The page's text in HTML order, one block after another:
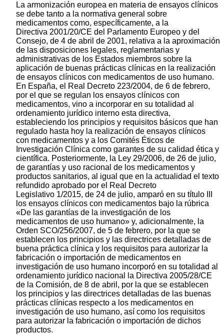
La armonización europea en materia de ensayos clínicos
se debe tanto a la normativa general sobre
medicamentos como, específicamente, a la
Directiva 2001/20/CE del Parlamento Europeo y del
Consejo, de 4 de abril de 2001, relativa a la aproximación
de las disposiciones legales, reglamentarias y
administrativas de los Estados miembros sobre la
aplicación de buenas prácticas clínicas en la realización
de ensayos clínicos con medicamentos de uso humano.
En España, el Real Decreto 223/2004, de 6 de febrero,
por el que se regulan los ensayos clínicos con
medicamentos, vino a incorporar en su totalidad al
ordenamiento jurídico interno esta directiva,
estableciendo los principios y requisitos básicos que han
regulado hasta hoy la realización de ensayos clínicos
con medicamentos y a los Comités Éticos de
Investigación Clínica como garantes de su calidad ética y
científica. Posteriormente, la Ley 29/2006, de 26 de julio,
de garantías y uso racional de los medicamentos y
productos sanitarios, al igual que en la actualidad el texto
refundido aprobado por el Real Decreto
Legislativo 1/2015, de 24 de julio, amparó en su título III
los ensayos clínicos con medicamentos bajo la rúbrica
«De las garantías de la investigación de los
medicamentos de uso humano» y, adicionalmente, la
Orden SCO/256/2007, de 5 de febrero, por la que se
establecen los principios y las directrices detalladas de
buena práctica clínica y los requisitos para autorizar la
fabricación o importación de medicamentos en
investigación de uso humano incorporó en su totalidad al
ordenamiento jurídico nacional la Directiva 2005/28/CE
de la Comisión, de 8 de abril, por la que se establecen
los principios y las directrices detalladas de las buenas
prácticas clínicas respecto a los medicamentos en
investigación de uso humano, así como los requisitos
para autorizar la fabricación o importación de dichos
productos.